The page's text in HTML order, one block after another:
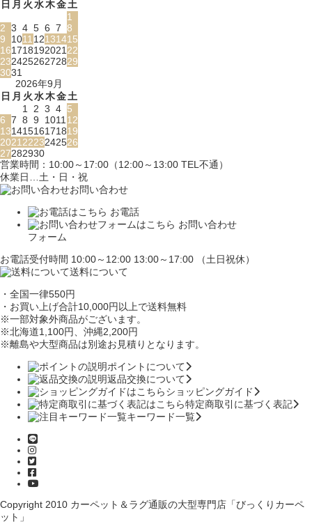
日 月 火水木金土
1
2 3 4 5 6 7 8
9
101112131415
16171819202122
23242526272829
3031
2026年9月
日 月 火水木金土
1 2 3 4 5
6 7 8 9 101112
13141516171819
20212223242526
27282930
営業時間：10:00～17:00（12:00～13:00 TEL不通）
休業日…土・日・祝
お問い合わせ
お電話
お問い合わせ
フォーム
お電話受付時間 10:00～12:00 13:00～17:00 （土日祝休）
送料について
・全国一律550円
・お買い上げ合計10,000円 以上で送料無料
※一部対象外商品がございます。
※北海道1,100円、沖縄2,200円
※離島や大型商品は別途お見積りとなります。
ポイントについて
返品交換について
ショッピングガイド
特定商取引に基づく表記
キーワード一覧
Copyright 2010 カーペット＆ラグ通販の大型専門店「びっくりカーペ
ット」